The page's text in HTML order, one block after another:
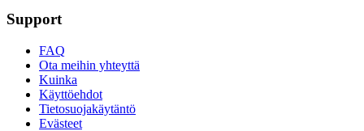
Support
FAQ
Ota meihin yhteyttä
Kuinka
Käyttöehdot
Tietosuojakäytäntö
Evästeet